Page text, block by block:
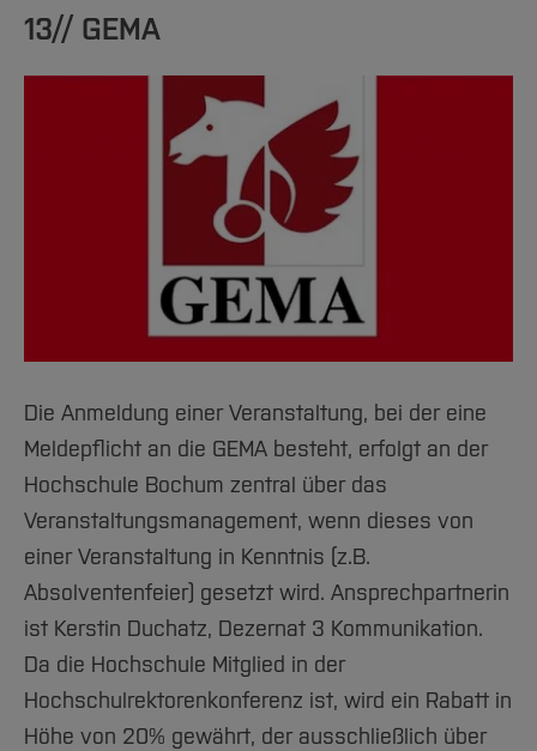
13// GEMA
Die Anmeldung einer Veranstaltung, bei der eine
Meldepflicht an die GEMA besteht, erfolgt an der
Hochschule Bochum zentral über das
Veranstaltungsmanagement, wenn dieses von
einer Veranstaltung in Kenntnis (z.B.
Absolventenfeier) gesetzt wird. Ansprechpartnerin
ist Kerstin Duchatz, Dezernat 3 Kommunikation.
Da die Hochschule Mitglied in der
Hochschulrektorenkonferenz ist, wird ein Rabatt in
Höhe von 20% gewährt, der ausschließlich über